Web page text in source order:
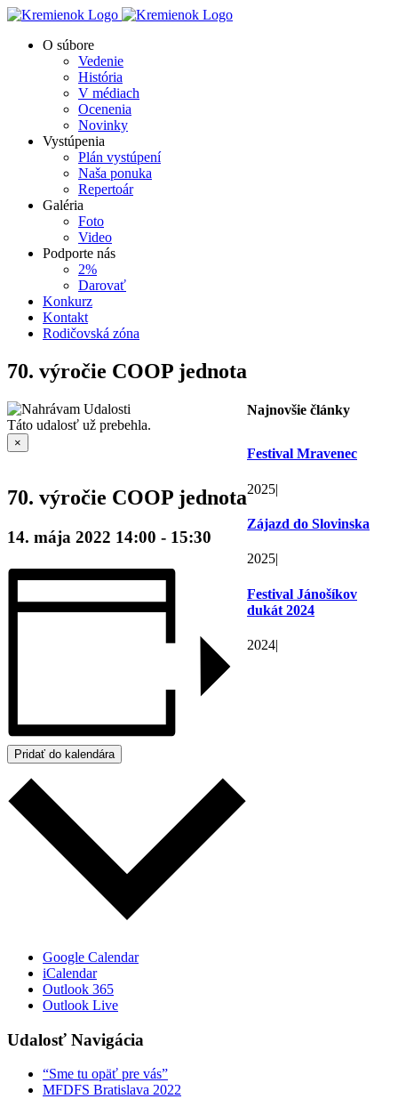
Skip
contentO súbore
Vedenie
História
V médiach
Ocenenia
Novinky
Vystúpenia
Plán vystúpení
Naša ponuka
Repertoár
Galéria
Foto
Video
Podporte nás
2%
Darovať
Konkurz
Kontakt
Rodičovská zóna
70. výročie COOP jednota
Táto udalosť už prebehla.
×
70. výročie COOP jednota
14. mája 2022 14:00 - 15:30
Pridať do kalendára
Google Calendar
iCalendar
Outlook 365
Outlook Live
Udalosť Navigácia
“Sme tu opäť pre vás”
MFDFS Bratislava 2022
Najnovšie články
Festival Mravenec
2025|
Zájazd do Slovinska
2025|
Festival Jánošíkov
dukát 2024
2024|